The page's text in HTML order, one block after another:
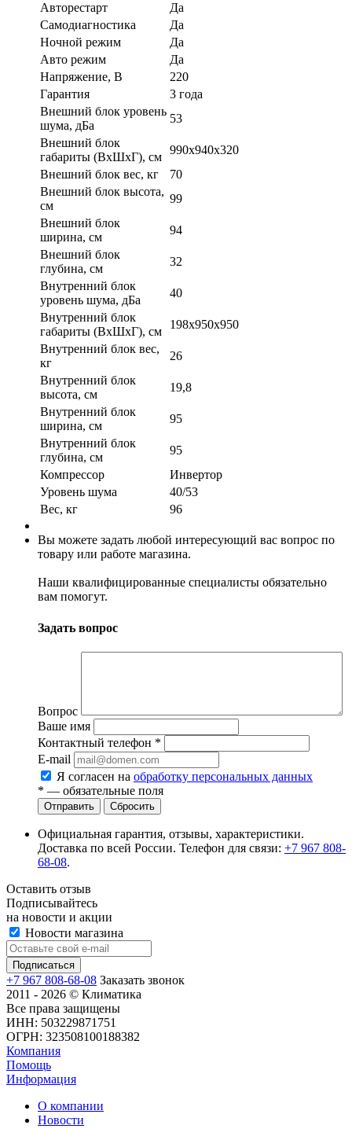
Авторестарт
Да
Самодиагностика
Да
Ночной режим
Да
Авто режим
Да
Напряжение, В
220
Гарантия
3 года
Внешний блок уровень
шума, дБа
53
Внешний блок
габариты (ВхШхГ), см
990x940x320
Внешний блок вес, кг
70
Внешний блок высота,
см
99
Внешний блок
ширина, см
94
Внешний блок
глубина, см
32
Внутренний блок
уровень шума, дБа
40
Внутренний блок
габариты (ВхШхГ), см
198x950x950
Внутренний блок вес,
кг
26
Внутренний блок
высота, см
19,8
Внутренний блок
ширина, см
95
Внутренний блок
глубина, см
95
Компрессор
Инвертор
Уровень шума
40/53
Вес, кг
96
Вы можете задать любой интересующий вас вопрос по
товару или работе магазина.
Наши квалифицированные специалисты обязательно
вам помогут.
Задать вопрос
Вопрос
Ваше имя
Контактный телефон *
E-mail
Я согласен на обработку персональных данных
* — обязательные поля
Сбросить
Официальная гарантия, отзывы, характеристики.
Доставка по всей России. Телефон для связи: +7 967 808-
68-08.
Оставить отзыв
Подписывайтесь
на новости и акции
Новости магазина
+7 967 808-68-08 Заказать звонок
2011 - 2026 © Климатика
Все права защищены
ИНН: 503229871751
ОГРН: 323508100188382
Компания
Помощь
Информация
О компании
Новости